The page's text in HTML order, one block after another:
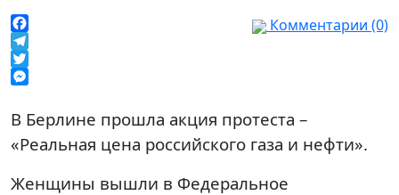
Facebook
Telegram
Twitter
Комментарии (0)
В Берлине прошла акция протеста –
«Реальная цена российского газа и нефти».
Женщины вышли в Федеральное